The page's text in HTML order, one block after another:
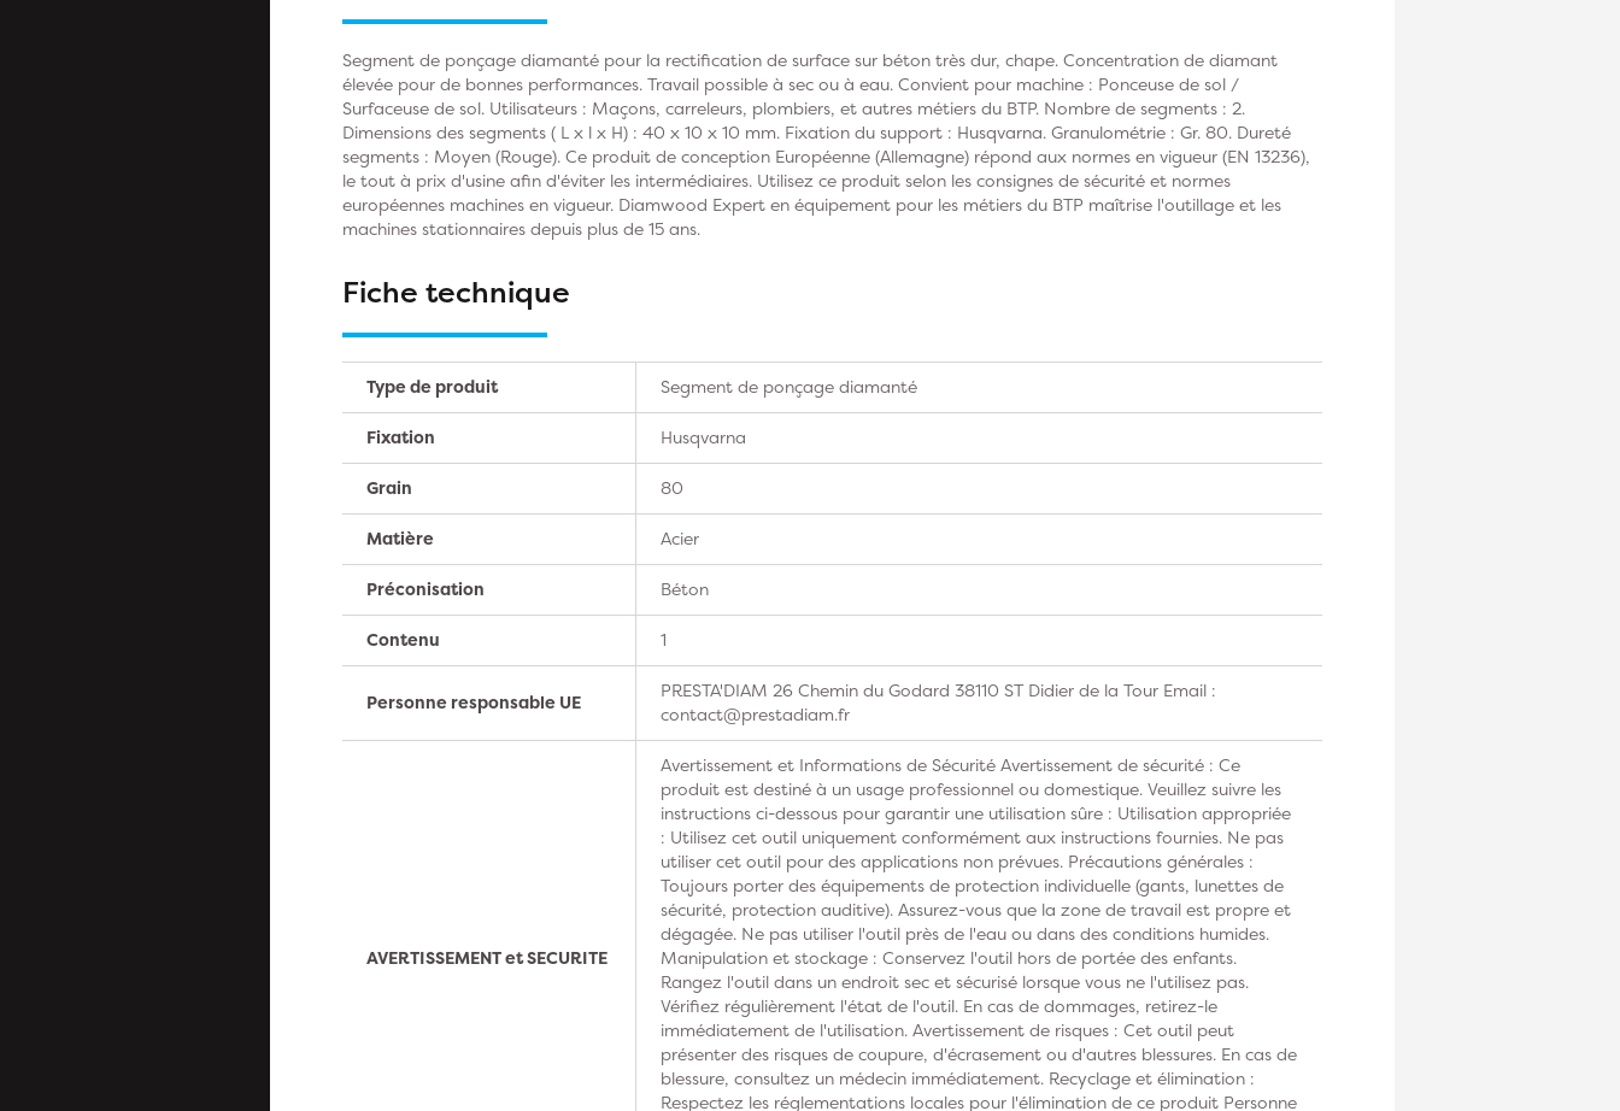
Segment de ponçage diamanté pour la rectification de surface sur béton très dur, chape. Concentration de diamant
élevée pour de bonnes performances. Travail possible à sec ou à eau. Convient pour machine : Ponceuse de sol /
Surfaceuse de sol. Utilisateurs : Maçons, carreleurs, plombiers, et autres métiers du BTP. Nombre de segments : 2.
Dimensions des segments ( L x l x H) : 40 x 10 x 10 mm. Fixation du support : Husqvarna. Granulométrie : Gr. 80. Dureté
segments : Moyen (Rouge). Ce produit de conception Européenne (Allemagne) répond aux normes en vigueur (EN 13236),
le tout à prix d'usine afin d'éviter les intermédiaires. Utilisez ce produit selon les consignes de sécurité et normes
européennes machines en vigueur. Diamwood Expert en équipement pour les métiers du BTP maîtrise l'outillage et les
machines stationnaires depuis plus de 15 ans.
Fiche technique
Type de produit Segment de ponçage diamanté
Fixation Husqvarna
Grain 80
Matière Acier
Préconisation Béton
Contenu 1
Personne responsable UE
PRESTA'DIAM 26 Chemin du Godard 38110 ST Didier de la Tour Email :
contact@prestadiam.fr
AVERTISSEMENT et SECURITE
Avertissement et Informations de Sécurité Avertissement de sécurité : Ce
produit est destiné à un usage professionnel ou domestique. Veuillez suivre les
instructions ci-dessous pour garantir une utilisation sûre : Utilisation appropriée
: Utilisez cet outil uniquement conformément aux instructions fournies. Ne pas
utiliser cet outil pour des applications non prévues. Précautions générales :
Toujours porter des équipements de protection individuelle (gants, lunettes de
sécurité, protection auditive). Assurez-vous que la zone de travail est propre et
dégagée. Ne pas utiliser l'outil près de l'eau ou dans des conditions humides.
Manipulation et stockage : Conservez l'outil hors de portée des enfants.
Rangez l'outil dans un endroit sec et sécurisé lorsque vous ne l'utilisez pas.
Vérifiez régulièrement l'état de l'outil. En cas de dommages, retirez-le
immédiatement de l'utilisation. Avertissement de risques : Cet outil peut
présenter des risques de coupure, d'écrasement ou d'autres blessures. En cas de
blessure, consultez un médecin immédiatement. Recyclage et élimination :
Respectez les réglementations locales pour l'élimination de ce produit Personne